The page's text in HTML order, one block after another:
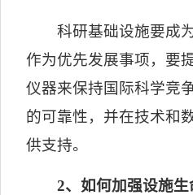
科研基础设施要成
作为优先发展事项，要
仪器来保持国际科学竞
的可靠性，并在技术和
供支持。
2、如何加强设施